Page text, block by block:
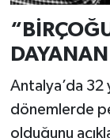
Antalya’da 32
dönemlerde
olduğunu